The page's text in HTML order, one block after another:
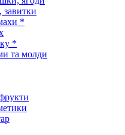
завитки
*
*
та молди